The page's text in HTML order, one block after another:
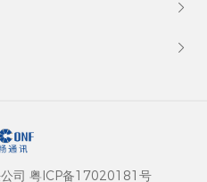


司 粤ICP备17020181号